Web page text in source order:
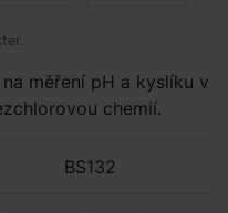
měření pH a kyslíku v
chemií.
BS132